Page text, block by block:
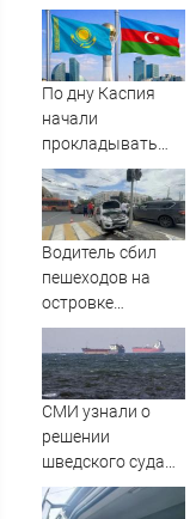
По дну Каспия
начали
прокладывать
стратегический
интернет-кабель
Водитель сбил
пешеходов на
островке
безопасности в
Омске,
пострадали 8
человек - Новости
СМИ узнали о
решении
шведского суда
по передаче
сухогруза Caffa